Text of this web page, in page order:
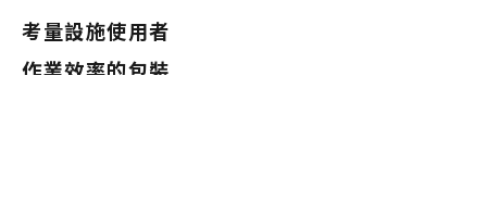
考量設施使用者
作業效率的包裝